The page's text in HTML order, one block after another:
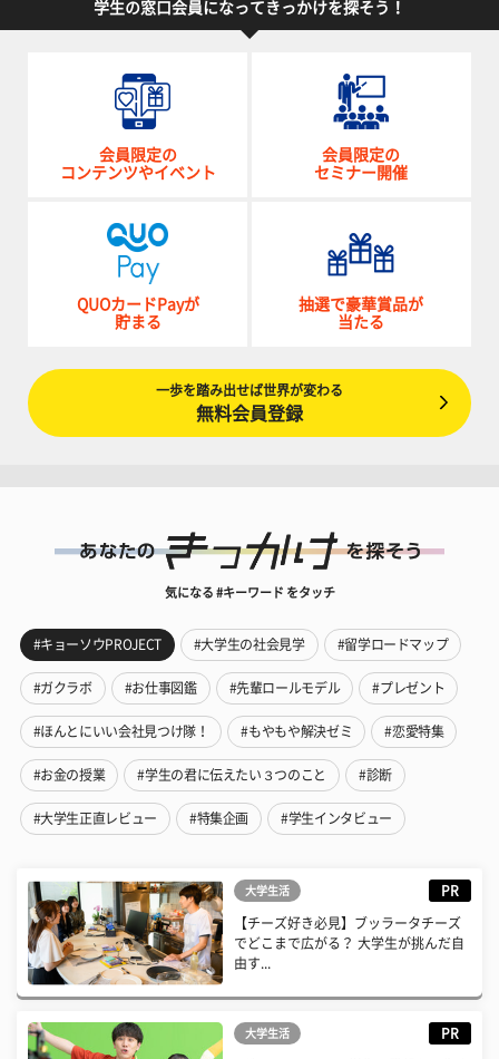
学生の窓口会員になってきっかけを探そう！
会員限定の
コンテンツやイベント
会員限定の
セミナー開催
QUOカードPayが
貯まる
抽選で豪華賞品が
当たる
一歩を踏み出せば世界が変わる
無料会員登録
気になる #キーワード をタッチ
#キョーソウPROJECT #大学生の社会見学 #留学ロードマップ
#ガクラボ #お仕事図鑑 #先輩ロールモデル #プレゼント
#ほんとにいい会社見つけ隊！ #もやもや解決ゼミ #恋愛特集
#お金の授業 #学生の君に伝えたい３つのこと #診断
#大学生正直レビュー #特集企画 #学生インタビュー
大学生活 PR
【チーズ好き必見】ブッラータチーズ
でどこまで広がる？ 大学生が挑んだ自
由す...
大学生活 PR